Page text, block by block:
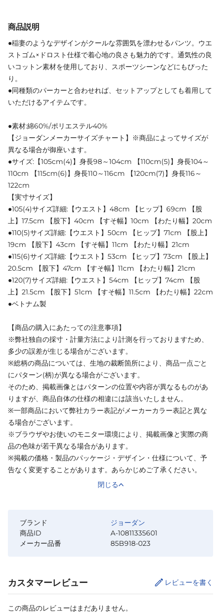
商品説明
●稲妻のようなデザインがクールな雰囲気を漂わせるパンツ。ウエ
ストゴム×ドロスト仕様で着心地の良さも魅力的です。通気性の良
いコットン素材を使用しており、スポーツシーンなどにもぴった
り。
●同種類のパーカーと合わせれば、セットアップとしても着用して
いただけるアイテムです。
●素材:綿60%/ポリエステル40%
【ジョーダンメーカーサイズチャート】※商品によってサイズが
異なる場合が御座います。
●サイズ:【105cm(4)】身長98～104cm 【110cm(5)】身長104～
110cm 【115cm(6)】身長110～116cm 【120cm(7)】身長116～
122cm
【実寸サイズ】
●105(4)サイズ詳細:【ウエスト】48cm 【ヒップ】69cm 【股
上】17.5cm 【股下】40cm 【すそ幅】10cm 【わたり幅】20cm
●110(5)サイズ詳細:【ウエスト】50cm 【ヒップ】71cm 【股上】
19cm 【股下】43cm 【すそ幅】11cm 【わたり幅】21cm
●115(6)サイズ詳細:【ウエスト】53cm 【ヒップ】73cm 【股上】
20.5cm 【股下】47cm 【すそ幅】11cm 【わたり幅】21cm
●120(7)サイズ詳細:【ウエスト】54cm 【ヒップ】74cm 【股
上】21.5cm 【股下】51cm 【すそ幅】11.5cm 【わたり幅】22cm
●ベトナム製
【商品の購入にあたっての注意事項】
※弊社独自の採寸・計量方法により計測を行っておりますため、
多少の誤差が生じる場合がございます。
※総柄の商品については、生地の裁断箇所により、商品一点ごと
にパターン(柄)が異なる場合がございます。
そのため、掲載画像とはパターンの位置や内容が異なるものがあ
りますが、商品自体の仕様の相違には該当いたしません。
※一部商品において弊社カラー表記がメーカーカラー表記と異な
る場合がございます。
※ブラウザやお使いのモニター環境により、掲載画像と実際の商
品の色味が若干異なる場合があります。
※掲載の価格・製品のパッケージ・デザイン・仕様について、予
告なく変更することがあります。あらかじめご了承ください。
閉じる
ブランド
ジョーダン
商品ID
A-10811335601
メーカー品番
85B918-023
カスタマーレビュー レビューを書く
この商品のレビューはまだありません。